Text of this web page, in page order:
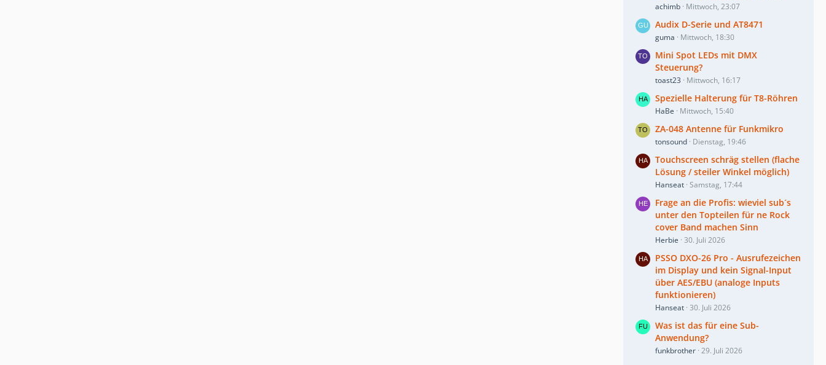
achimb Mittwoch, 23:07
Audix D-Serie und AT8471
guma Mittwoch, 18:30
Mini Spot LEDs mit DMX
Steuerung?
toast23 Mittwoch, 16:17
Spezielle Halterung für T8-Röhren
HaBe Mittwoch, 15:40
ZA-048 Antenne für Funkmikro
tonsound Dienstag, 19:46
Touchscreen schräg stellen (flache
Lösung / steiler Winkel möglich)
Hanseat Samstag, 17:44
Frage an die Profis: wieviel sub´s
unter den Topteilen für ne Rock
cover Band machen Sinn
Herbie 30. Juli 2026
PSSO DXO-26 Pro - Ausrufezeichen
im Display und kein Signal-Input
über AES/EBU (analoge Inputs
funktionieren)
Hanseat 30. Juli 2026
Was ist das für eine Sub-
Anwendung?
funkbrother 29. Juli 2026